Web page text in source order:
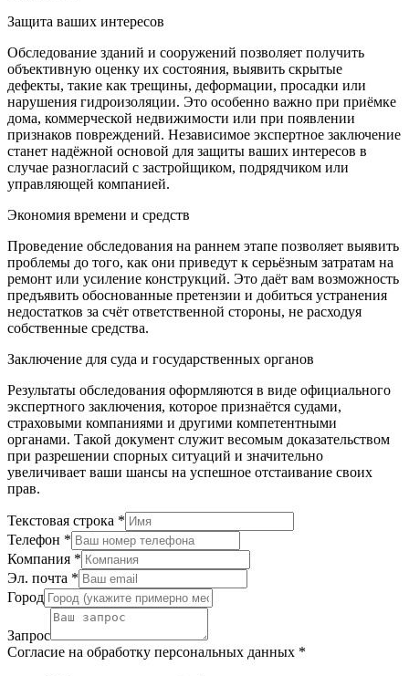
Защита ваших интересов
Обследование зданий и сооружений позволяет получить
объективную оценку их состояния, выявить скрытые
дефекты, такие как трещины, деформации, просадки или
нарушения гидроизоляции. Это особенно важно при приёмке
дома, коммерческой недвижимости или при появлении
признаков повреждений. Независимое экспертное заключение
станет надёжной основой для защиты ваших интересов в
случае разногласий с застройщиком, подрядчиком или
управляющей компанией.
Экономия времени и средств
Проведение обследования на раннем этапе позволяет выявить
проблемы до того, как они приведут к серьёзным затратам на
ремонт или усиление конструкций. Это даёт вам возможность
предъявить обоснованные претензии и добиться устранения
недостатков за счёт ответственной стороны, не расходуя
собственные средства.
Заключение для суда и государственных органов
Результаты обследования оформляются в виде официального
экспертного заключения, которое признаётся судами,
страховыми компаниями и другими компетентными
органами. Такой документ служит весомым доказательством
при разрешении спорных ситуаций и значительно
увеличивает ваши шансы на успешное отстаивание своих
прав.
Текстовая строка *
Телефон *
Компания *
Эл. почта *
Город
Запрос
Согласие на обработку персональных данных *